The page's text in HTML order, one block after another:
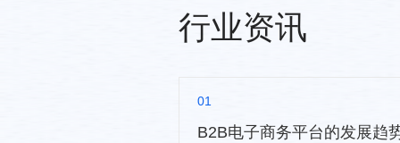
行业资讯
01
B2B电子商务平台的发展趋